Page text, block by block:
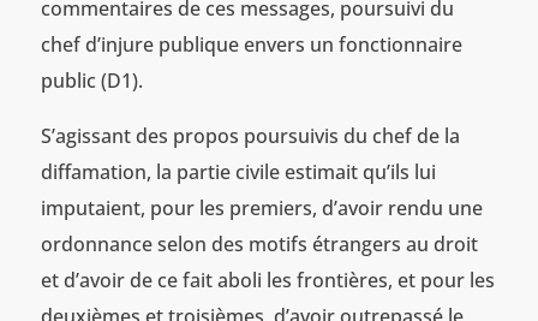
commentaires de ces messages, poursuivi du
chef d’injure publique envers un fonctionnaire
public (D1).
S’agissant des propos poursuivis du chef de la
diffamation, la partie civile estimait qu’ils lui
imputaient, pour les premiers, d’avoir rendu une
ordonnance selon des motifs étrangers au droit
et d’avoir de ce fait aboli les frontières, et pour les